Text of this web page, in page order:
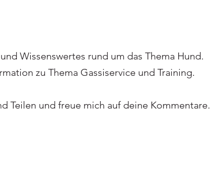
Wissenswertes rund um das Thema Hund.
zu Thema Gassiservice und Training.
Teilen und freue mich auf deine Kommentare.